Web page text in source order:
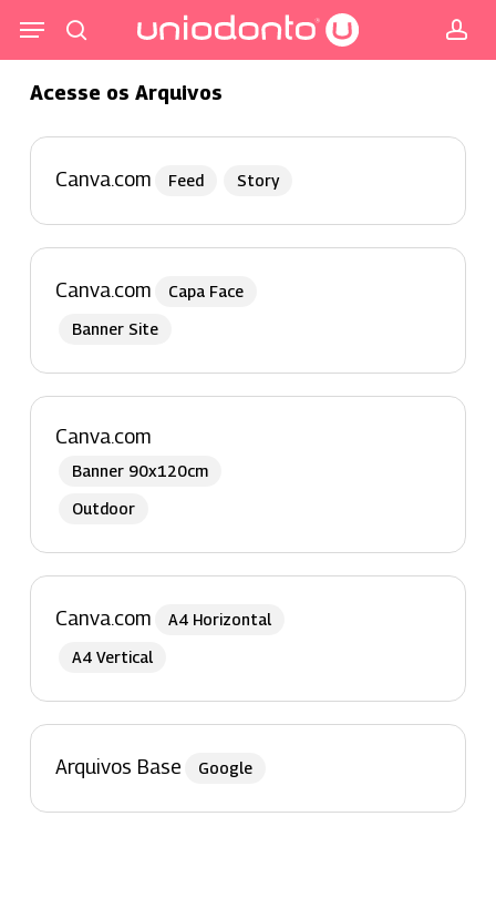
para
conteúdo
principal
Menu
Acesse os Arquivos
Canva.com Feed Story
Canva.com
Capa Face
Banner Site
Canva.com
Banner 90x120cm
Outdoor
Canva.com
A4 Horizontal
A4 Vertical
Arquivos Base Google